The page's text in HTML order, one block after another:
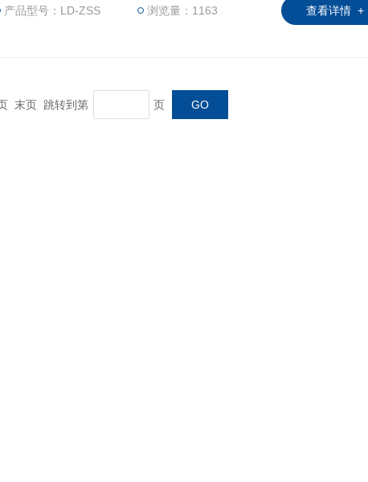
产品型号：LD-ZSS 浏览量：1163 查看详情 +
末页 跳转到第 页